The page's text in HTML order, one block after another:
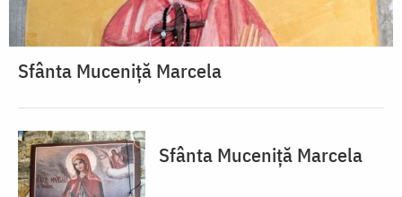
Sfânta Muceniță Marcela
Sfânta Muceniță Marcela